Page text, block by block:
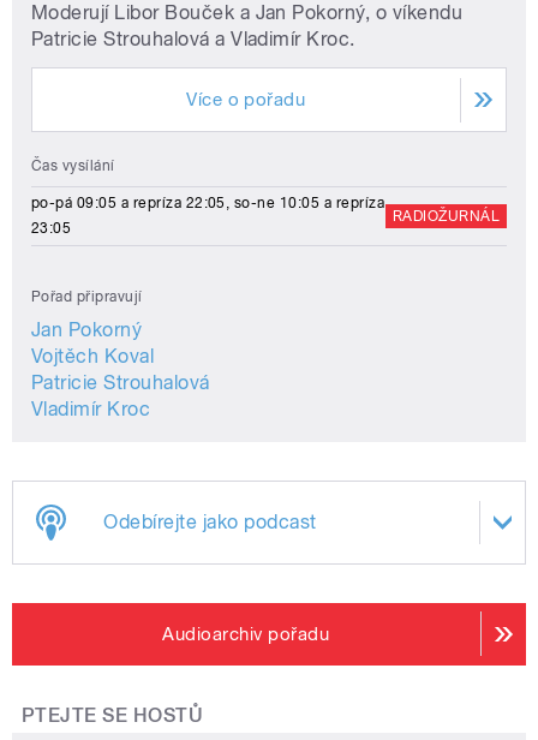
Moderují Libor Bouček a Jan Pokorný, o víkendu
Patricie Strouhalová a Vladimír Kroc.
Více o pořadu
Čas vysílání
po-pá 09:05 a repríza 22:05, so-ne 10:05 a repríza
23:05
RADIOŽURNÁL
Pořad připravují
Jan Pokorný
Vojtěch Koval
Patricie Strouhalová
Vladimír Kroc
Odebírejte jako podcast
Audioarchiv pořadu
PTEJTE SE HOSTŮ